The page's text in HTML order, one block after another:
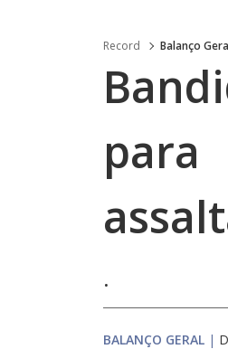
Record Balanço
para
.
BALANÇO GERAL |